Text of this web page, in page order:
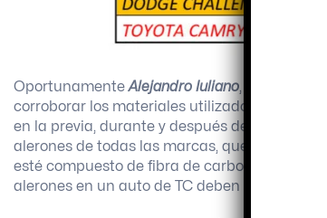
OportunamenteAlejandro Iuliano ,
corroborar los materiales utilizados para la
en la previa, durante y después de las
alerones de todas las marcas, quedando
esté compuesto de fibra de carbono,
alerones en un auto de TC deben ser de fibra